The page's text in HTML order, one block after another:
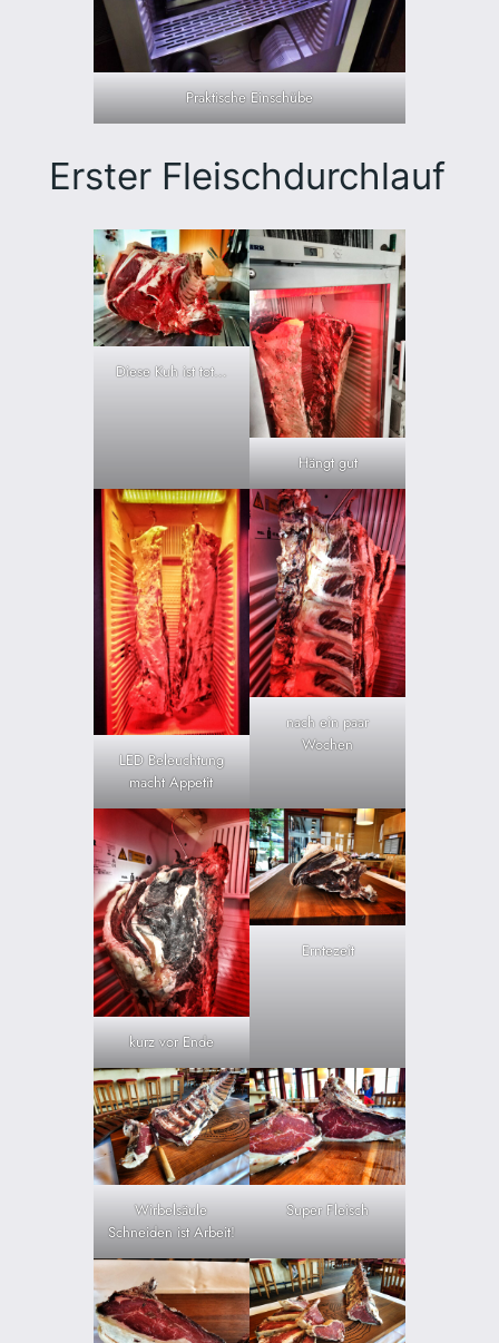
Praktische Einschübe
Erster Fleischdurchlauf
Diese Kuh ist tot…
Hängt gut
LED Beleuchtung
macht Appetit
nach ein paar
Wochen
kurz vor Ende
Erntezeit
Wirbelsäule
Schneiden ist Arbeit!
Super Fleisch